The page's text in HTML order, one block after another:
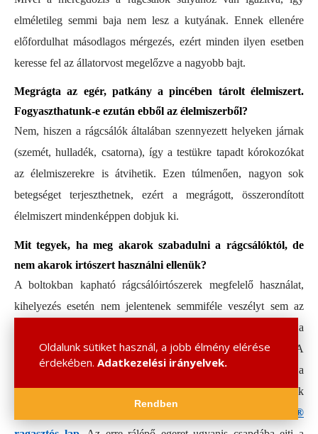
elméletileg semmi baja nem lesz a kutyának. Ennek ellenére
előfordulhat másodlagos mérgezés, ezért minden ilyen esetben
keresse fel az állatorvost megelőzve a nagyobb bajt.
Megrágta az egér, patkány a pincében tárolt élelmiszert.
Fogyaszthatunk-e ezután ebből az élelmiszerből?
Nem, hiszen a rágcsálók általában szennyezett helyeken járnak
(szemét, hulladék, csatorna), így a testükre tapadt kórokozókat
az élelmiszerekre is átvihetik. Ezen túlmenően, nagyon sok
betegséget terjeszthetnek, ezért a megrágott, összerondított
élelmiszert mindenképpen dobjuk ki.
Mit tegyek, ha meg akarok szabadulni a rágcsálóktól, de
nem akarok irtószert használni ellenük?
A boltokban kapható rágcsálóirtószerek megfelelő használat,
kihelyezés esetén nem jelentenek semmiféle veszélyt sem az
emberre, sem a háziállatokra, de aki ennek ellenére sem akarja
használni őket, más módszert is választhat. A
klasszikusnyaktilós csapdama is ugyanolyan jól használható a
patkányok és egerek ellen, mint nagymamáink idején. A másik
BioStop®
Oldalunk sütiket használ, a jobb élmény elérése
érdekében. Adatkezelési irányelvek.
Rendben